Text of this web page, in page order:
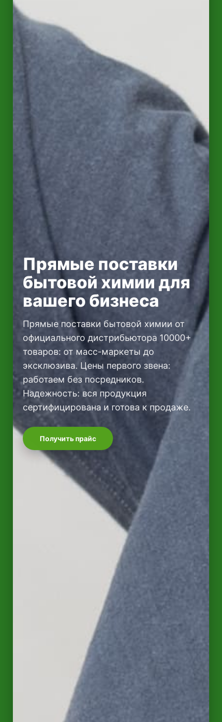
Прямые поставки
бытовой химии для
вашего бизнеса
Прямые поставки бытовой химии от
официального дистрибьютора 10000+
товаров: от масс-маркеты до
эксклюзива. Цены первого звена:
работаем без посредников.
Надежность: вся продукция
сертифицирована и готова к продаже.
Получить прайс